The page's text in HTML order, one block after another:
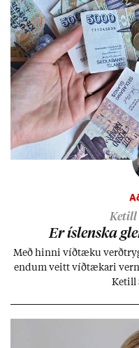
Ketill
Er ís­lenska
Með hinni víð­tæku
end­um veitt víð­tæk­ari
Ketill